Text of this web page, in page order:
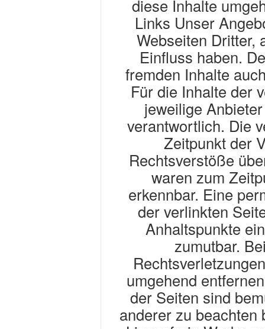
diese Inhalte
Links Unser
Webseiten Dritter,
Einfluss haben.
fremden Inhalte
Für die Inhalte der
jeweilige
verantwortlich. Die
Zeitpunkt der
Rechtsverstöße
waren zum
erkennbar. Eine
der verlinkten
Anhaltspunkte
zumutbar.
umgehend
der Seiten sind
anderer zu beachten